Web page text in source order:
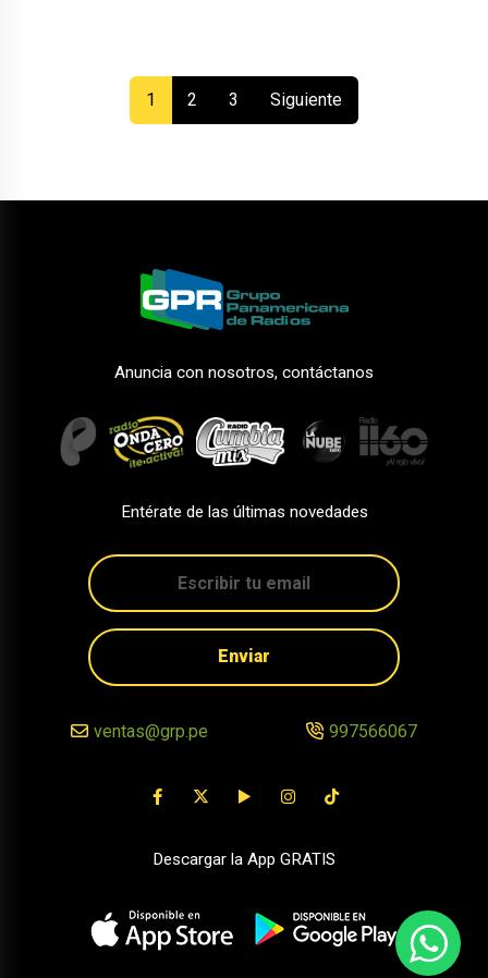
1 (current)
2 3 Siguiente
Anuncia con nosotros, contáctanos
Entérate de las últimas novedades
Enviar
ventas@grp.pe 997566067
Descargar la App GRATIS